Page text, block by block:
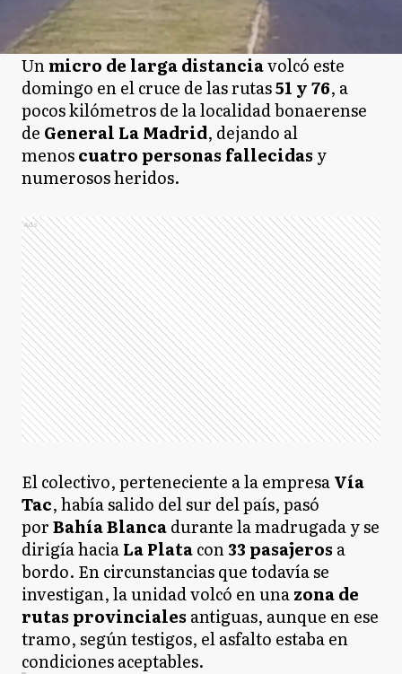
Unmicro de larga distanciavolcó este
domingo en el cruce de las rutas51 y 76, a
pocos kilómetros de la localidad bonaerense
de General La Madrid, dejando al
menoscuatro personas fallecidasy
numerosos heridos.
Ads
El colectivo, perteneciente a la empresaVía
Tac, había salido del sur del país, pasó
porBahía Blancadurante la madrugada y se
dirigía haciaLa Platacon33 pasajerosa
bordo. En circunstancias que todavía se
investigan, la unidad volcó en unazona de
rutas provincialesantiguas, aunque en ese
tramo, según testigos, el asfalto estaba en
condiciones aceptables.